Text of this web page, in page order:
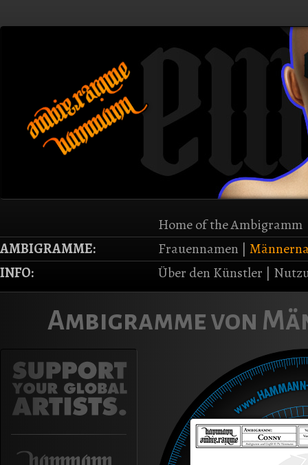
Home of the Ambigramm
AMBIGRAMME:
Frauennamen |
INFO:
Über den Künstler |
Ambigramme von